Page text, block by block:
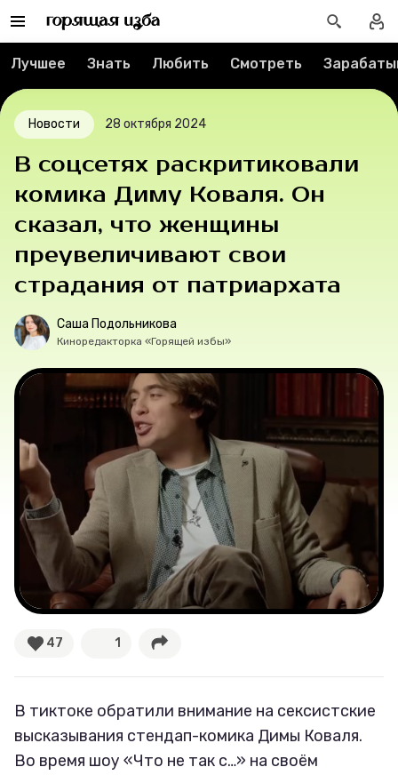
Контакты
О проекте
Мерч
О компании
Рубрики
Лучшее
Тесты
Секспросвет
Великие женщины
Тренды
Рецепты
Лучшее Знать Любить Смотреть
Новости 28 октября 2024
В соцсетях раскритиковали
комика Диму Коваля. Он
сказал, что женщины
преувеличивают свои
страдания от патриархата
Саша Подольникова
Киноредакторка «Горящей избы»
47 1
В тиктоке обратили внимание на сексистские
высказывания стендап-комика Димы Коваля.
Во время шоу «Что не так с…» на своём